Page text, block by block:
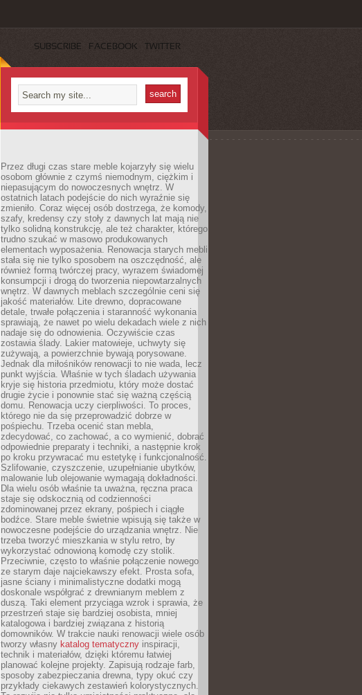
SUBSCRIBE FACEBOOK TWITTER
Przez długi czas stare meble kojarzyły się wielu
osobom głównie z czymś niemodnym, ciężkim i
niepasującym do nowoczesnych wnętrz. W
ostatnich latach podejście do nich wyraźnie się
zmieniło. Coraz więcej osób dostrzega, że komody,
szafy, kredensy czy stoły z dawnych lat mają nie
tylko solidną konstrukcję, ale też charakter, którego
trudno szukać w masowo produkowanych
elementach wyposażenia. Renowacja starych mebli
stała się nie tylko sposobem na oszczędność, ale
również formą twórczej pracy, wyrazem świadomej
konsumpcji i drogą do tworzenia niepowtarzalnych
wnętrz. W dawnych meblach szczególnie ceni się
jakość materiałów. Lite drewno, dopracowane
detale, trwałe połączenia i staranność wykonania
sprawiają, że nawet po wielu dekadach wiele z nich
nadaje się do odnowienia. Oczywiście czas
zostawia ślady. Lakier matowieje, uchwyty się
zużywają, a powierzchnie bywają porysowane.
Jednak dla miłośników renowacji to nie wada, lecz
punkt wyjścia. Właśnie w tych śladach używania
kryje się historia przedmiotu, który może dostać
drugie życie i ponownie stać się ważną częścią
domu. Renowacja uczy cierpliwości. To proces,
którego nie da się przeprowadzić dobrze w
pośpiechu. Trzeba ocenić stan mebla,
zdecydować, co zachować, a co wymienić, dobrać
odpowiednie preparaty i techniki, a następnie krok
po kroku przywracać mu estetykę i funkcjonalność.
Szlifowanie, czyszczenie, uzupełnianie ubytków,
malowanie lub olejowanie wymagają dokładności.
Dla wielu osób właśnie ta uważna, ręczna praca
staje się odskocznią od codzienności
zdominowanej przez ekrany, pośpiech i ciągłe
bodźce. Stare meble świetnie wpisują się także w
nowoczesne podejście do urządzania wnętrz. Nie
trzeba tworzyć mieszkania w stylu retro, by
wykorzystać odnowioną komodę czy stolik.
Przeciwnie, często to właśnie połączenie nowego
ze starym daje najciekawszy efekt. Prosta sofa,
jasne ściany i minimalistyczne dodatki mogą
doskonale współgrać z drewnianym meblem z
duszą. Taki element przyciąga wzrok i sprawia, że
przestrzeń staje się bardziej osobista, mniej
katalogowa i bardziej związana z historią
domowników. W trakcie nauki renowacji wiele osób
tworzy własny katalog tematyczny inspiracji,
technik i materiałów, dzięki któremu łatwiej
planować kolejne projekty. Zapisują rodzaje farb,
sposoby zabezpieczania drewna, typy okuć czy
przykłady ciekawych zestawień kolorystycznych.